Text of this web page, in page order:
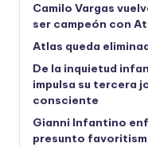
Camilo Vargas
ser campeón con
Atlas queda
De la inquietud
impulsa su tercera
consciente
Gianni Infantino
presunto